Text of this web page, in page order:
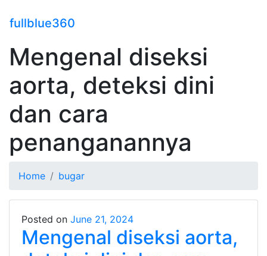
fullblue360
Mengenal diseksi
aorta, deteksi dini
dan cara
penanganannya
Home bugar
Posted on June 21, 2024
Mengenal diseksi aorta,